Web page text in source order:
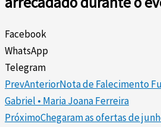
Facebook
WhatsApp
Telegram
PrevAnteriorNota de Falecimento
Gabriel • Maria Joana Ferreira
PróximoChegaram as ofertas de